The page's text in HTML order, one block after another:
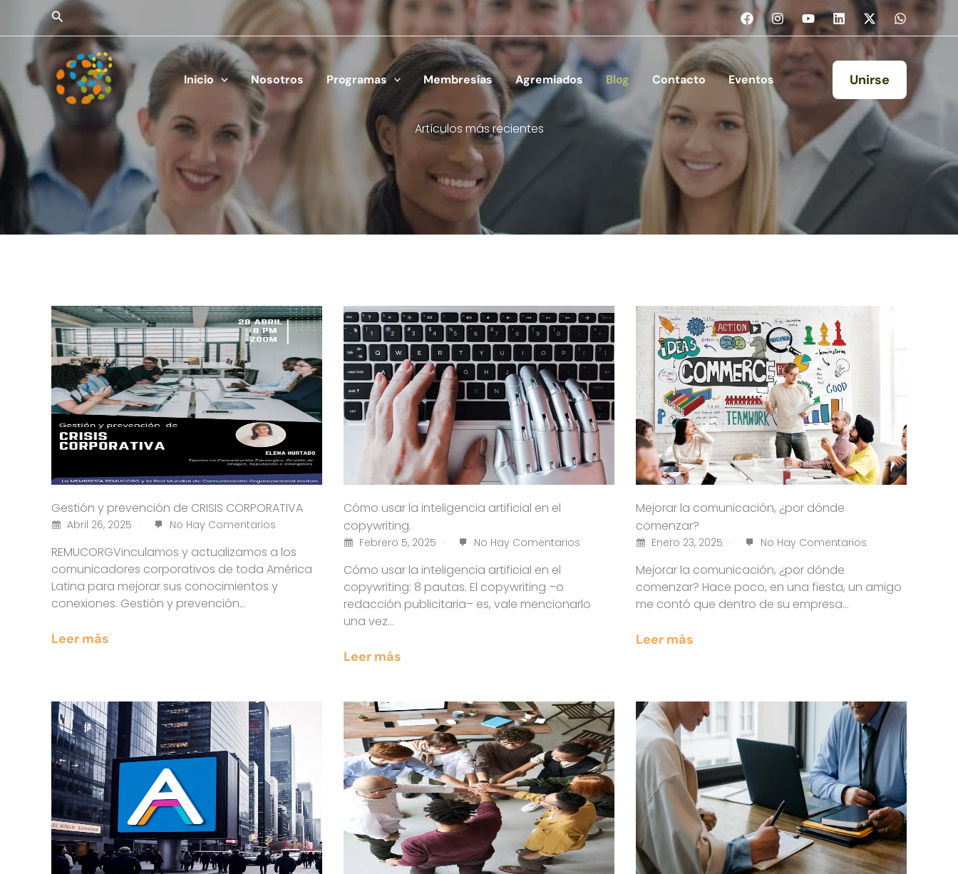
contenido
Buscar
Inicio Nosotros Programas Membresías Agremiados Blog Contacto Eventos Unirse
Artículos más recientes
Gestión y prevención de CRISIS CORPORATIVA
Abril 26, 2025 No Hay Comentarios
REMUCORGVinculamos y actualizamos a los
comunicadores corporativos de toda América
Latina para mejorar sus conocimientos y
conexiones. Gestión y prevención…
Leer más
Cómo usar la inteligencia artificial en el
copywriting.
Febrero 5, 2025 No Hay Comentarios
Cómo usar la inteligencia artificial en el
copywriting: 8 pautas. El copywriting –o
redacción publicitaria– es, vale mencionarlo
una vez…
Leer más
Mejorar la comunicación, ¿por dónde
comenzar?
Enero 23, 2025 No Hay Comentarios
Mejorar la comunicación, ¿por dónde
comenzar? Hace poco, en una fiesta, un amigo
me contó que dentro de su empresa…
Leer más